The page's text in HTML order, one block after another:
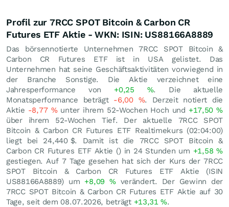
Profil zur 7RCC SPOT Bitcoin & Carbon CR
Futures ETF Aktie - WKN: ISIN: US88166A8889
Das börsennotierte Unternehmen 7RCC SPOT Bitcoin &
Carbon CR Futures ETF ist in USA gelistet. Das
Unternehmen hat seine Geschäftsaktivitäten vorwiegend in
der Branche Sonstige. Die Aktie verzeichnet eine
Jahresperformance von +0,25 %. Die aktuelle
Monatsperformance beträgt -6,00 %. Derzeit notiert die
Aktie -8,77 %unter ihrem 52-Wochen Hoch und +17,50%
über ihrem 52-Wochen Tief. Der aktuelle 7RCC SPOT
Bitcoin & Carbon CR Futures ETF Realtimekurs (02:04:00)
liegt bei 24,440 $. Damit ist die 7RCC SPOT Bitcoin &
Carbon CR Futures ETF Aktie () in 24 Stunden um +1,58%
gestiegen. Auf 7 Tage gesehen hat sich der Kurs der 7RCC
SPOT Bitcoin & Carbon CR Futures ETF Aktie (ISIN
US88166A8889) um +8,09 %verändert. Der Gewinn der
7RCC SPOT Bitcoin & Carbon CR Futures ETF Aktie auf 30
Tage, seit dem 08.07.2026, beträgt +13,31%.